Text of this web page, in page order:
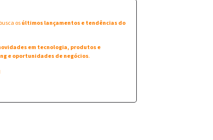
osúltimos lançamentos e tendências do
em tecnologia, produtos e
e oportunidades de negócios.